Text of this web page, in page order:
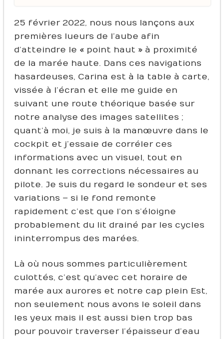
25 février 2022, nous nous lançons aux
premières lueurs de l’aube afin
d’atteindre le « point haut » à proximité
de la marée haute. Dans ces navigations
hasardeuses, Carina est à la table à carte,
vissée à l’écran et elle me guide en
suivant une route théorique basée sur
notre analyse des images satellites ;
quant’à moi, je suis à la manœuvre dans le
cockpit et j’essaie de corréler ces
informations avec un visuel, tout en
donnant les corrections nécessaires au
pilote. Je suis du regard le sondeur et ses
variations – si le fond remonte
rapidement c’est que l’on s’éloigne
probablement du lit drainé par les cycles
ininterrompus des marées.
Là où nous sommes particulièrement
culottés, c’est qu’avec cet horaire de
marée aux aurores et notre cap plein Est,
non seulement nous avons le soleil dans
les yeux mais il est aussi bien trop bas
pour pouvoir traverser l’épaisseur d’eau